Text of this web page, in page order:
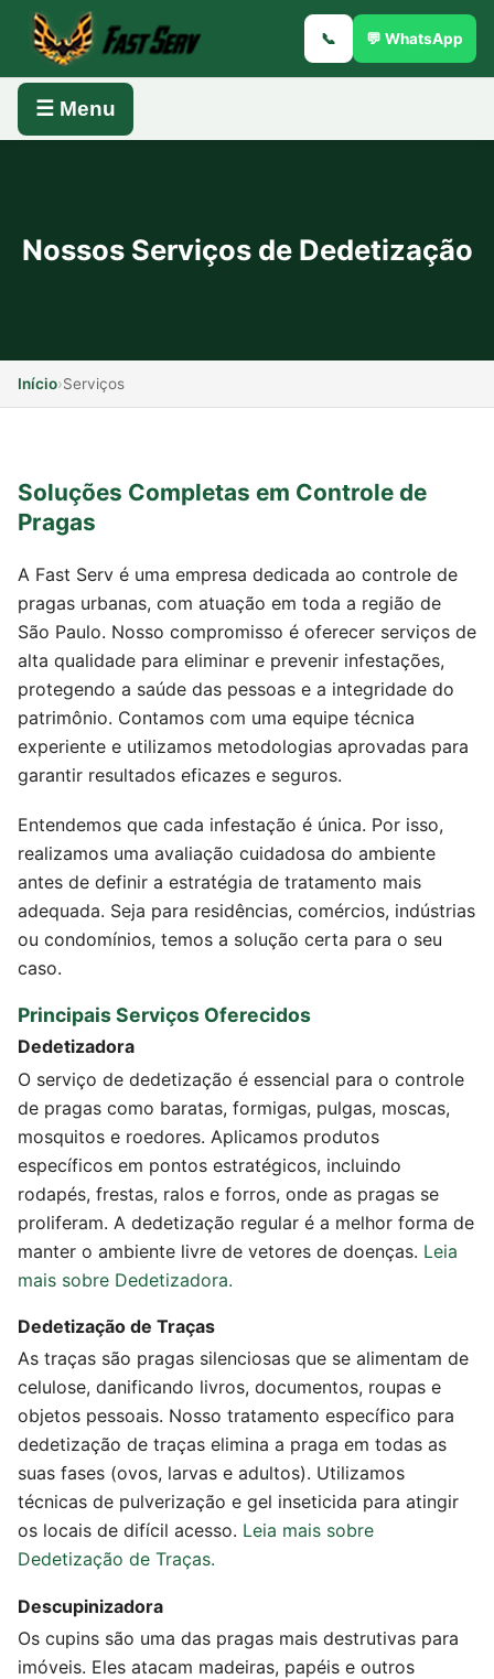
📞 💬 WhatsApp
☰ Menu
Nossos Serviços de Dedetização
Início›Serviços
Soluções Completas em Controle de
Pragas
A Fast Serv é uma empresa dedicada ao controle de
pragas urbanas, com atuação em toda a região de
São Paulo. Nosso compromisso é oferecer serviços de
alta qualidade para eliminar e prevenir infestações,
protegendo a saúde das pessoas e a integridade do
patrimônio. Contamos com uma equipe técnica
experiente e utilizamos metodologias aprovadas para
garantir resultados eficazes e seguros.
Entendemos que cada infestação é única. Por isso,
realizamos uma avaliação cuidadosa do ambiente
antes de definir a estratégia de tratamento mais
adequada. Seja para residências, comércios, indústrias
ou condomínios, temos a solução certa para o seu
caso.
Principais Serviços Oferecidos
Dedetizadora
O serviço de dedetização é essencial para o controle
de pragas como baratas, formigas, pulgas, moscas,
mosquitos e roedores. Aplicamos produtos
específicos em pontos estratégicos, incluindo
rodapés, frestas, ralos e forros, onde as pragas se
proliferam. A dedetização regular é a melhor forma de
manter o ambiente livre de vetores de doenças. Leia
mais sobre Dedetizadora.
Dedetização de Traças
As traças são pragas silenciosas que se alimentam de
celulose, danificando livros, documentos, roupas e
objetos pessoais. Nosso tratamento específico para
dedetização de traças elimina a praga em todas as
suas fases (ovos, larvas e adultos). Utilizamos
técnicas de pulverização e gel inseticida para atingir
os locais de difícil acesso. Leia mais sobre
Dedetização de Traças.
Descupinizadora
Os cupins são uma das pragas mais destrutivas para
imóveis. Eles atacam madeiras, papéis e outros